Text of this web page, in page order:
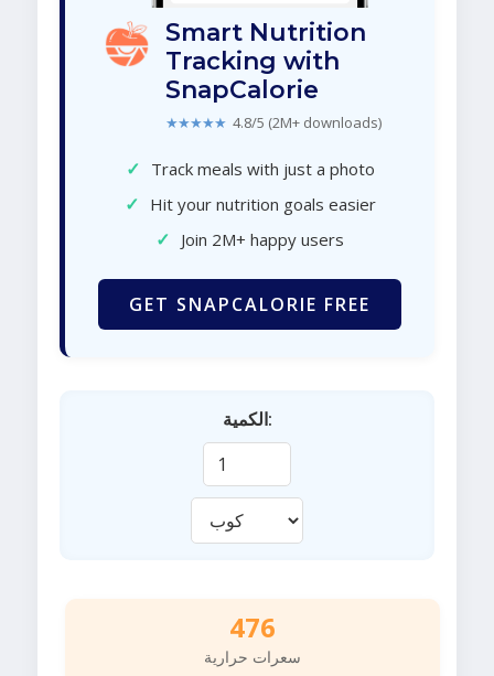
Smart Nutrition
Tracking with
SnapCalorie
★★★★★ 4.8/5 (2M+ downloads)
✓ Track meals with just a photo
✓ Hit your nutrition goals easier
✓ Join 2M+ happy users
GET SNAPCALORIE FREE
الكمية:
476
سعرات حرارية